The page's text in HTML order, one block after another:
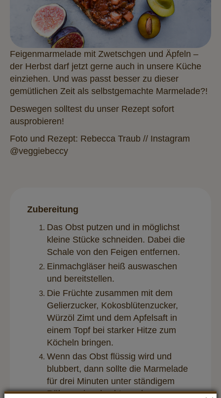
Feigenmarmelade mit Zwetschgen und Äpfeln –
der Herbst darf jetzt gerne auch in unsere Küche
einziehen. Und was passt besser zu dieser
gemütlichen Zeit als selbstgemachte Marmelade?!
Deswegen solltest du unser Rezept sofort
ausprobieren!
Foto und Rezept: Rebecca Traub // Instagram
@veggiebeccy
Zubereitung
Das Obst putzen und in möglichst
kleine Stücke schneiden. Dabei die
Schale von den Feigen entfernen.
Einmachgläser heiß auswaschen
und bereitstellen.
Die Früchte zusammen mit dem
Gelierzucker, Kokosblütenzucker,
Würzöl Zimt und dem Apfelsaft in
einem Topf bei starker Hitze zum
Köcheln bringen.
Wenn das Obst flüssig wird und
blubbert, dann sollte die Marmelade
für drei Minuten unter ständigem
Rühren eingekocht werden.